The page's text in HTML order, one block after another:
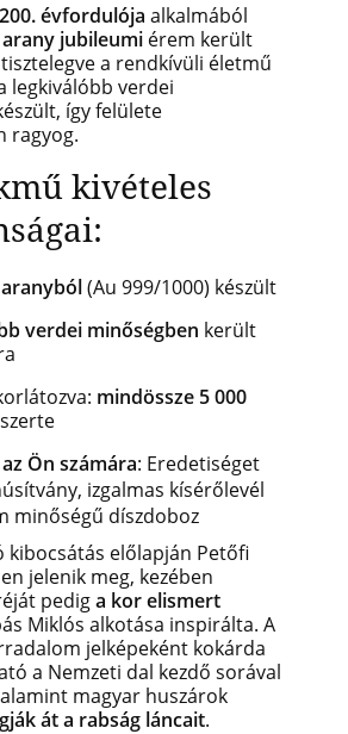
200. évfordulója alkalmából
jubileumi érem került
a rendkívüli életmű
legkiválóbb verdei
így felülete
ragyog.
kivételes
(Au 999/1000) készült
verdei minőségben került
mindössze 5 000
Ön számára: Eredetiséget
izgalmas kísérőlevél
minőségű díszdoboz
kibocsátás előlapján Petőfi
jelenik meg, kezében
pediga kor elismert
Miklós alkotása inspirálta. A
jelképeként kokárda
a Nemzeti dal kezdő sorával
magyar huszárok
át a rabság láncait.